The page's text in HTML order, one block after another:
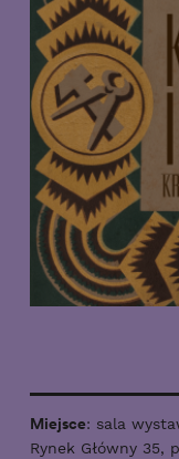
Miejsce: sala
Rynek Główny 35,